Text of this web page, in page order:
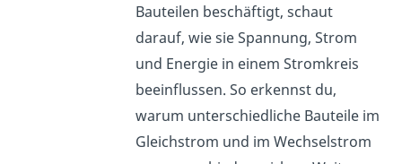
Bauteilen beschäftigt, schaut
darauf, wie sie Spannung, Strom
und Energie in einem Stromkreis
beeinflussen. So erkennst du,
warum unterschiedliche Bauteile im
Gleichstrom und im Wechselstrom